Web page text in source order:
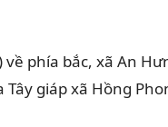
phía bắc, xã An
giáp xã Hồng